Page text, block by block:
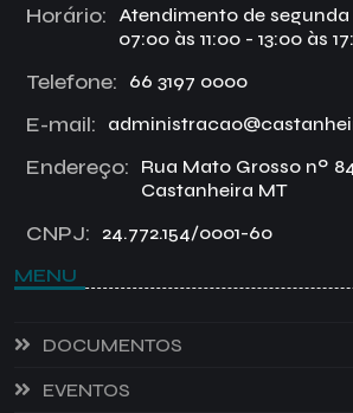
Horário:
Atendimento de
07:00 às 11:00 - 13:00 às
Telefone: 66 3197 0000
E-mail:
Endereço:
Rua Mato Grosso nº
Castanheira MT
CNPJ: 24.772.154/0001-60
MENU
DOCUMENTOS
EVENTOS